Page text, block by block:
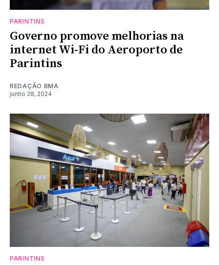
PARINTINS
Governo promove melhorias na
internet Wi-Fi do Aeroporto de
Parintins
REDAÇÃO BMA
junho 28, 2024
PARINTINS